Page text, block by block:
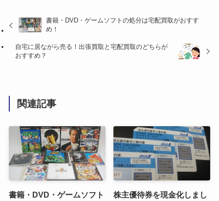
書籍・DVD・ゲームソフトの処分は宅配買取がおすす
め！
自宅に居ながら売る！出張買取と宅配買取のどちらが
おすすめ？
関連記事
書籍・DVD・ゲームソフト
株主優待券を現金化しまし